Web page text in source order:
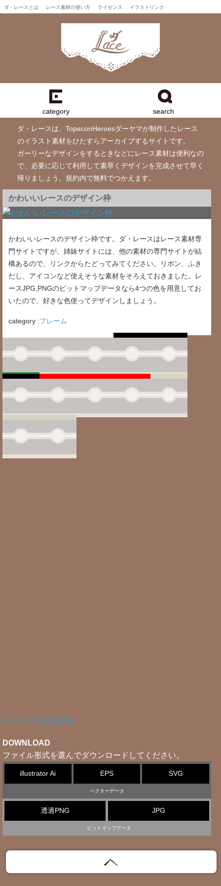
ダ・レースとは レース素材の使い方 ライセンス イラストリンク
category search
ダ・レースは、TopeconHeroesダーヤマが制作したレース
のイラスト素材をひたすらアーカイブするサイトです。
ガーリーなデザインをするときなどにレース素材は便利なの
で、必要に応じて利用して素早くデザインを完成させて早く
帰りましょう。規約内で無料でつかえます。
かわいいレースのデザイン枠
かわいいレースのデザイン枠です。ダ・レースはレース素材専
門サイトですが、姉妹サイトには、他の素材の専門サイトが結
構あるので、リンクからたどってみてください。リボン、ふき
だし、アイコンなど使えそうな素材をそろえておきました。レ
ースJPG,PNGのビットマップデータなら4つの色を用意してお
いたので、好きな色使ってデザインしましょう。
category :フレーム
イラストの利用規約
DOWNLOAD
ファイル形式を選んでダウンロードしてください。
illustrator Ai EPS SVG
ベクターデータ
透過PNG JPG
ビットマップデータ